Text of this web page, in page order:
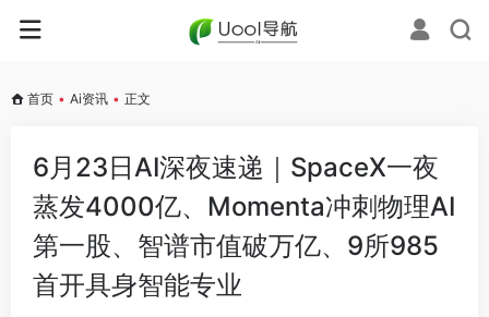
首页 • Ai资讯 • 正文
6月23日AI深夜速递｜SpaceX一夜
蒸发4000亿、Momenta冲刺物理AI
第一股、智谱市值破万亿、9所985
首开具身智能专业